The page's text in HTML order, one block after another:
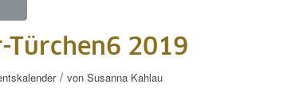
2019
/ von Susanna Kahlau